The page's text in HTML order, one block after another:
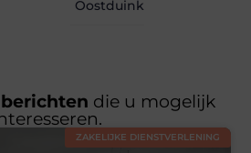
Oostduinkerke
die u mogelijk
ZAKELIJKE DIENSTVERLENING